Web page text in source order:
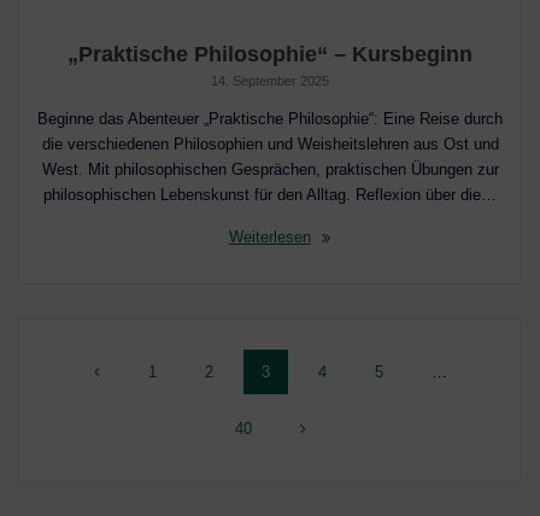
„Praktische Philosophie“ – Kursbeginn
14. September 2025
Beginne das Abenteuer „Praktische Philosophie“: Eine Reise durch
die verschiedenen Philosophien und Weisheitslehren aus Ost und
West. Mit philosophischen Gesprächen, praktischen Übungen zur
philosophischen Lebenskunst für den Alltag. Reflexion über die…
Weiterlesen
Beitragsnavigation
Seite
1 Seite
2 Seite
3 Seite
4 Seite
5
Seite
40